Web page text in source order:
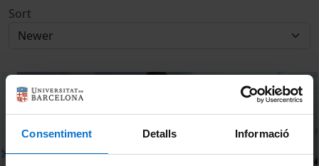
Consentiment Detalls Informació
Sort